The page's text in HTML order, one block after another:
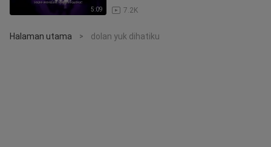
5:09 7.2K
Halaman utama > dolan yuk dihatiku